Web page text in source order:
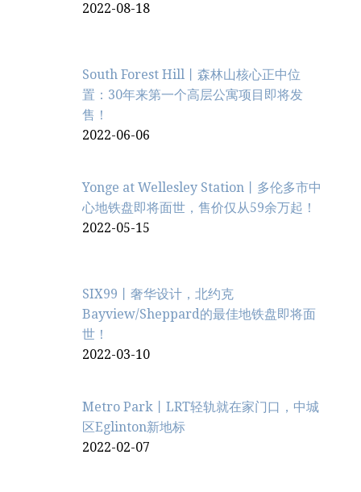
2022-08-18
South Forest Hill丨森林山核心正中位
置：30年来第一个高层公寓项目即将发
售！
2022-06-06
Yonge at Wellesley Station丨多伦多市中
心地铁盘即将面世，售价仅从59余万起！
2022-05-15
SIX99丨奢华设计，北约克
Bayview/Sheppard的最佳地铁盘即将面
世！
2022-03-10
Metro Park丨LRT轻轨就在家门口，中城
区Eglinton新地标
2022-02-07